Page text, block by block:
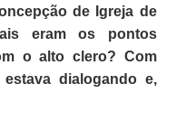
de Igreja de
eram os pontos
o alto clero? Com
dialogando e,